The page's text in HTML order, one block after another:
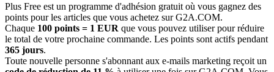
Plus Free est un programme d'adhésion gratuit où vous gagnez des
points pour les articles que vous achetez sur G2A.COM.
Chaque 100 points = 1 EUR que vous pouvez utiliser pour réduire
le total de votre prochaine commande. Les points sont actifs pendant
365 jours.
Toute nouvelle personne s'abonnant aux e-mails marketing reçoit un